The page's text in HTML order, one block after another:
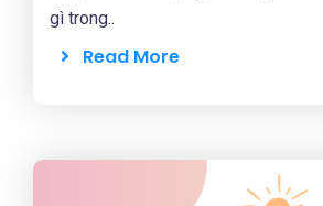
gì trong..
Read More